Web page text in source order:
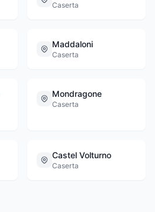
Caserta
Maddaloni
Caserta
Mondragone
Caserta
Castel Volturno
Caserta